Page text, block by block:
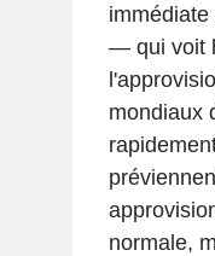
— qui voit
mondiaux
normale,